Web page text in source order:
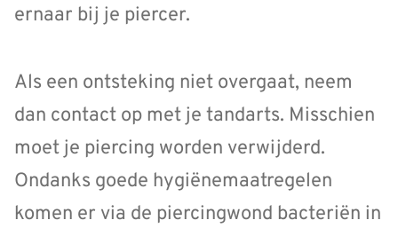
ernaar bij je piercer.
Als een ontsteking niet overgaat, neem
dan contact op met je tandarts. Misschien
moet je piercing worden verwijderd.
Ondanks goede hygiënemaatregelen
komen er via de piercingwond bacteriën in